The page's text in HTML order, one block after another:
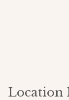
Location